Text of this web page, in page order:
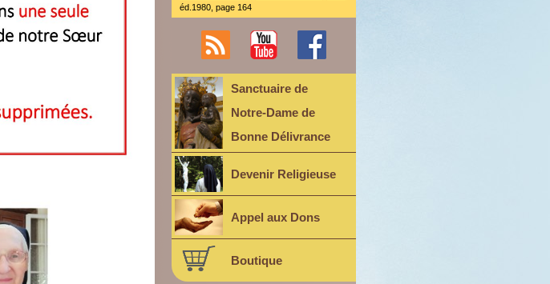
éd.1980, page 164
Sanctuaire de
Notre-Dame de
Bonne Délivrance
Devenir Religieuse
Appel aux Dons
Boutique